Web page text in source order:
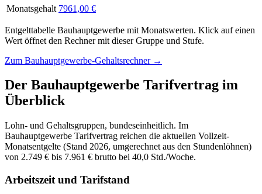
Monatsgehalt 7961,00 €
Entgelttabelle Bauhauptgewerbe mit Monatswerten. Klick auf einen
Wert öffnet den Rechner mit dieser Gruppe und Stufe.
Zum Bauhauptgewerbe-Gehaltsrechner→
Der Bauhauptgewerbe Tarifvertrag im
Überblick
Lohn- und Gehaltsgruppen, bundeseinheitlich. Im
Bauhauptgewerbe Tarifvertrag reichen die aktuellen Vollzeit-
Monatsentgelte (Stand 2026, umgerechnet aus den Stundenlöhnen)
von 2.749 € bis 7.961 € brutto bei 40,0 Std./Woche.
Arbeitszeit und Tarifstand